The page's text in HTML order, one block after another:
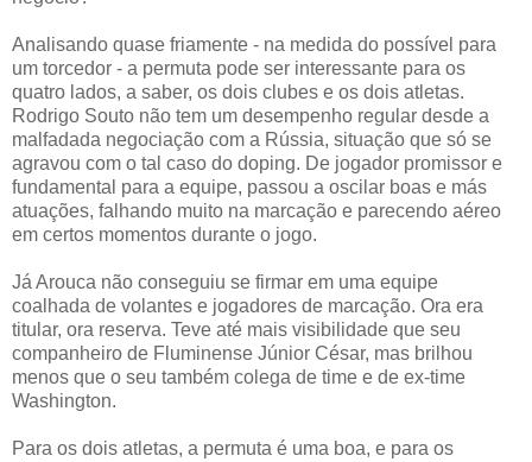
Analisando quase friamente - na medida do possível para
um torcedor - a permuta pode ser interessante para os
quatro lados, a saber, os dois clubes e os dois atletas.
Rodrigo Souto não tem um desempenho regular desde a
malfadada negociação com a Rússia, situação que só se
agravou com o tal caso do doping. De jogador promissor e
fundamental para a equipe, passou a oscilar boas e más
atuações, falhando muito na marcação e parecendo aéreo
em certos momentos durante o jogo.
Já Arouca não conseguiu se firmar em uma equipe
coalhada de volantes e jogadores de marcação. Ora era
titular, ora reserva. Teve até mais visibilidade que seu
companheiro de Fluminense Júnior César, mas brilhou
menos que o seu também colega de time e de ex-time
Washington.
Para os dois atletas, a permuta é uma boa, e para os